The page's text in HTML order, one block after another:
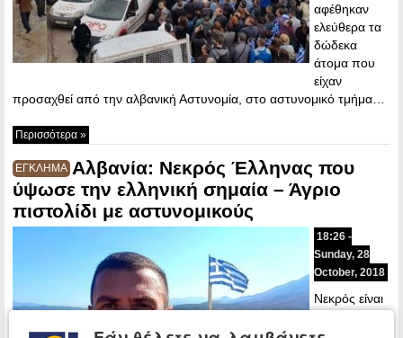
αφέθηκαν
ελεύθερα τα
δώδεκα
άτομα που
είχαν
προσαχθεί από την αλβανική Αστυνομία, στο αστυνομικό τμήμα…
Περισσότερα »
ΕΓΚΛΗΜΑ Αλβανία: Νεκρός Έλληνας που
ύψωσε την ελληνική σημαία – Άγριο
πιστολίδι με αστυνομικούς
18:26 -
Sunday, 28
October, 2018
Νεκρός είναι
τα αλβανικά